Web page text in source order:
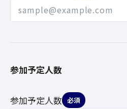
参加予定人数
参加予定人数 必須